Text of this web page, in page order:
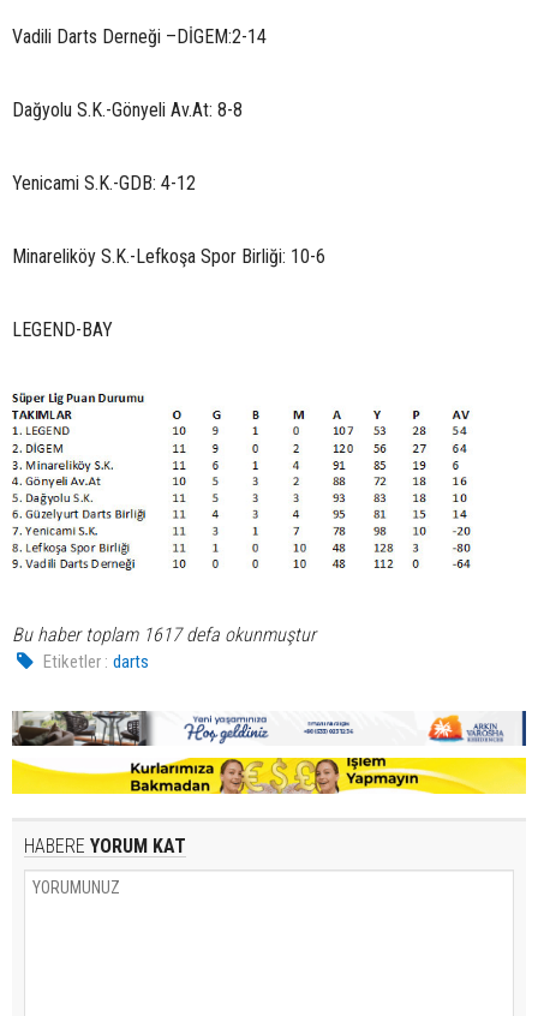
Vadili Darts Derneği –DİGEM:2-14
Dağyolu S.K.-Gönyeli Av.At: 8-8
Yenicami S.K.-GDB: 4-12
Minareliköy S.K.-Lefkoşa Spor Birliği: 10-6
LEGEND-BAY
Bu haber toplam 1617 defa okunmuştur
Etiketler : darts
HABERE YORUM KAT